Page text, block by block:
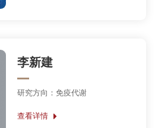
李新建
研究方向：免疫代谢
查看详情